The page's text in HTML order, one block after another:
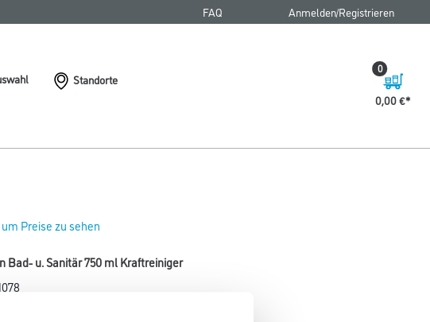
FAQ Anmelden/Registrieren
Standorte
0,00 €
0
Preise zu sehen
Bad- u. Sanitär 750 ml Kraftreiniger